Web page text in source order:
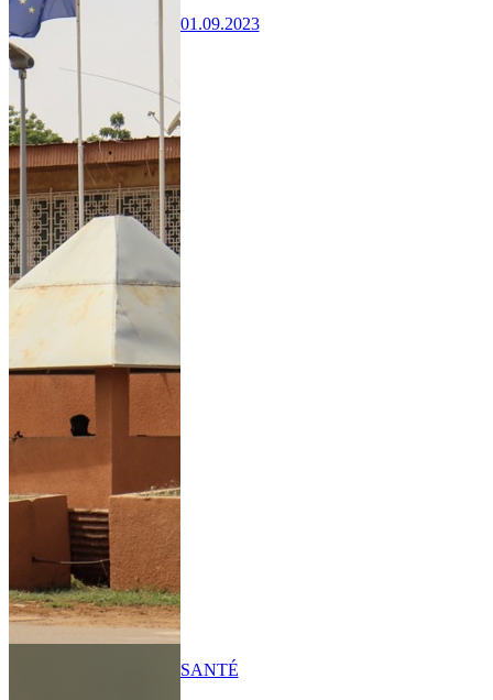
01.09.2023
SANTÉ